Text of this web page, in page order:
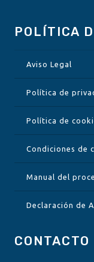
POLÍTICA
Aviso Legal
Política de
Política de
Condiciones de
Manual del
Declaración de
CONTACTO